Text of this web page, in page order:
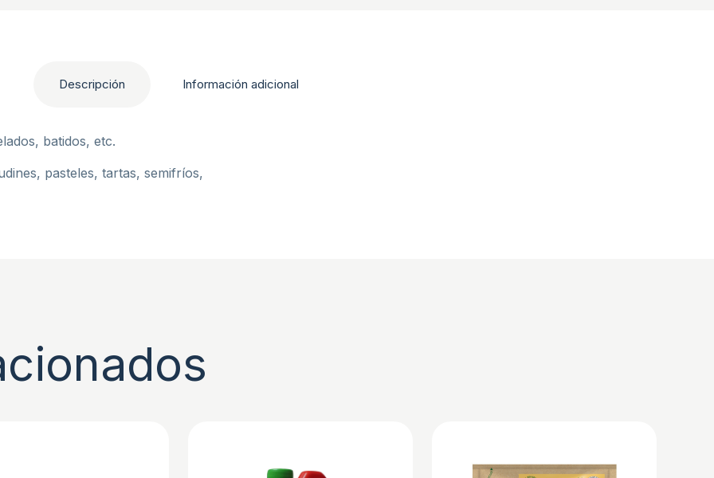
Descripción Información adicional
batidos, etc.
pasteles, tartas, semifríos,